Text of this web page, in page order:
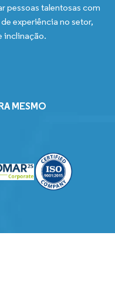
pessoas talentosas com
experiência no setor,
inclinação.
MESMO